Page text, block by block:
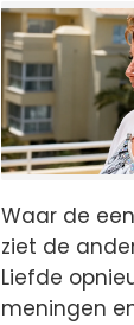
Waar de
ziet de
Liefde
meningen